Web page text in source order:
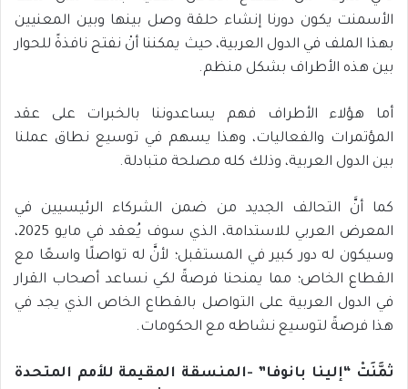
الأسمنت يكون دورنا إنشاء حلقة وصل بينها وبين المعنيين
بهذا الملف في الدول العربية، حيث يمكننا أنْ نفتح نافذةً للحوار
بين هذه الأطراف بشكل منظم.
أما هؤلاء الأطراف فهم يساعدوننا بالخبرات على عقد
المؤتمرات والفعاليات، وهذا يسهم في توسيع نطاق عملنا
بين الدول العربية، وذلك كله مصلحة متبادلة.
كما أنَّ التحالف الجديد من ضمن الشركاء الرئيسيين في
المعرض العربي للاستدامة، الذي سوف يُعقد في مايو 2025،
وسيكون له دور كبير في المستقبل؛ لأنَّ له تواصلًا واسعًا مع
القطاع الخاص؛ مما يمنحنا فرصةً لكي نساعد أصحاب القرار
في الدول العربية على التواصل بالقطاع الخاص الذي يجد في
هذا فرصةً لتوسيع نشاطه مع الحكومات.
ثمَّنَتْ “إلينا بانوفا” -المنسقة المقيمة للأمم المتحدة